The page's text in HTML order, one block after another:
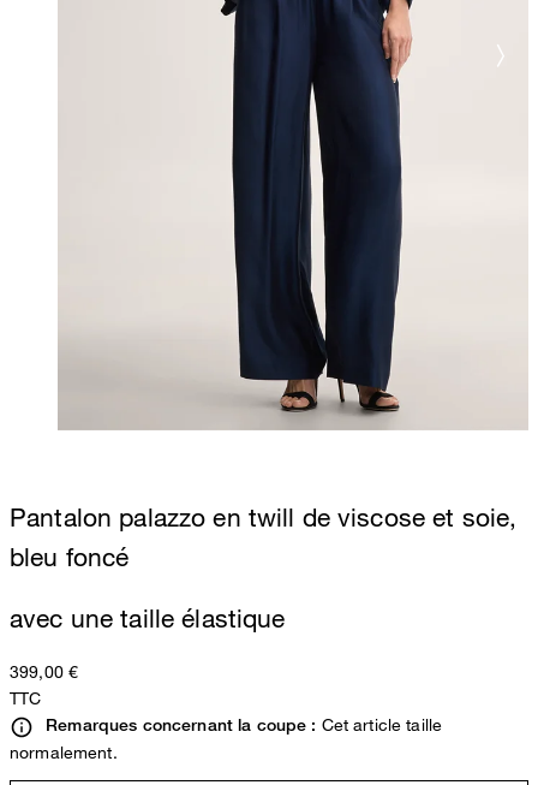
Pantalon palazzo en twill de viscose et soie,
bleu foncé
avec une taille élastique
399,00 €
TTC
Remarques concernant la coupe : Cet article taille
normalement.